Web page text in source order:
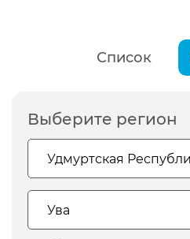
Список
Выберите регион